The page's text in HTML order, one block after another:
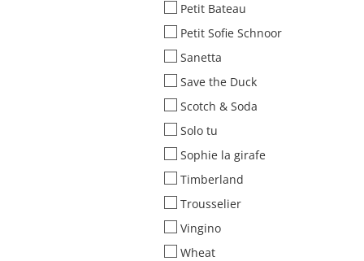
Petit Bateau
Petit Sofie Schnoor
Sanetta
Save the Duck
Scotch & Soda
Solo tu
Sophie la girafe
Timberland
Trousselier
Vingino
Wheat